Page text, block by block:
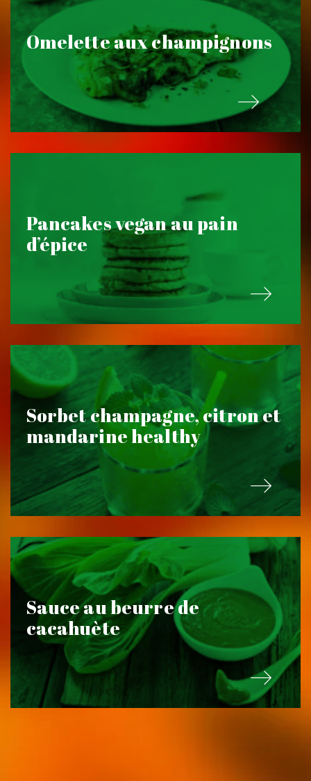
Omelette aux champignons
Pancakes vegan au pain
d’épice
Sorbet champagne, citron et
mandarine healthy
Sauce au beurre de
cacahuète